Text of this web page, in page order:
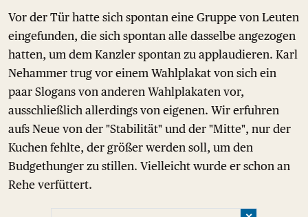
Vor der Tür hatte sich spontan eine Gruppe von Leuten
eingefunden, die sich spontan alle dasselbe angezogen
hatten, um dem Kanzler spontan zu applaudieren. Karl
Nehammer trug vor einem Wahlplakat von sich ein
paar Slogans von anderen Wahlplakaten vor,
ausschließlich allerdings von eigenen. Wir erfuhren
aufs Neue von der "Stabilität" und der "Mitte", nur der
Kuchen fehlte, der größer werden soll, um den
Budgethunger zu stillen. Vielleicht wurde er schon an
Rehe verfüttert.